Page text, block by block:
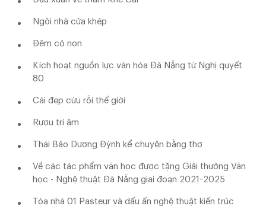
Ngôi nhà cửa khép
Đêm cỏ non
Kích hoạt nguồn lực văn hóa Đà Nẵng từ Nghị quyết
80
Cái đẹp cứu rỗi thế giới
Rượu tri âm
Thái Bảo Dương Đỳnh kể chuyện bằng thơ
Về các tác phẩm văn học được tặng Giải thưởng Văn
học - Nghệ thuật Đà Nẵng giai đoạn 2021-2025
Tòa nhà 01 Pasteur và dấu ấn nghệ thuật kiến trúc